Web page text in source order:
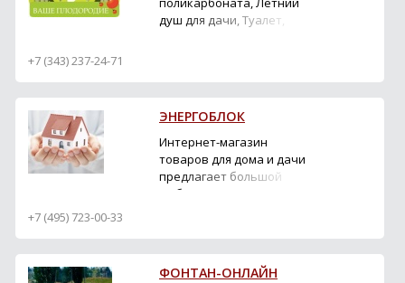
душ для дачи, Туалет,
+7 (343) 237-24-71
ЭНЕРГОБЛОК
Интернет-магазин
товаров для дома и дачи
предлагает большой
выбор газовых
компостеров, газовые
конвекторы, шкафы для
+7 (495) 723-00-33
ФОНТАН-ОНЛАЙН